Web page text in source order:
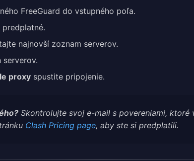
FreeGuard do vstupného poľa.
najnovší zoznam serverov.
proxy spustite pripojenie.
Skontrolujte svoj e-mail s povereniami, ktoré
Clash Pricing page, aby ste si predplatili.